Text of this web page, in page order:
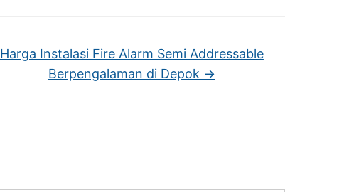
Harga Instalasi Fire Alarm Semi Addressable
Berpengalaman di Depok →